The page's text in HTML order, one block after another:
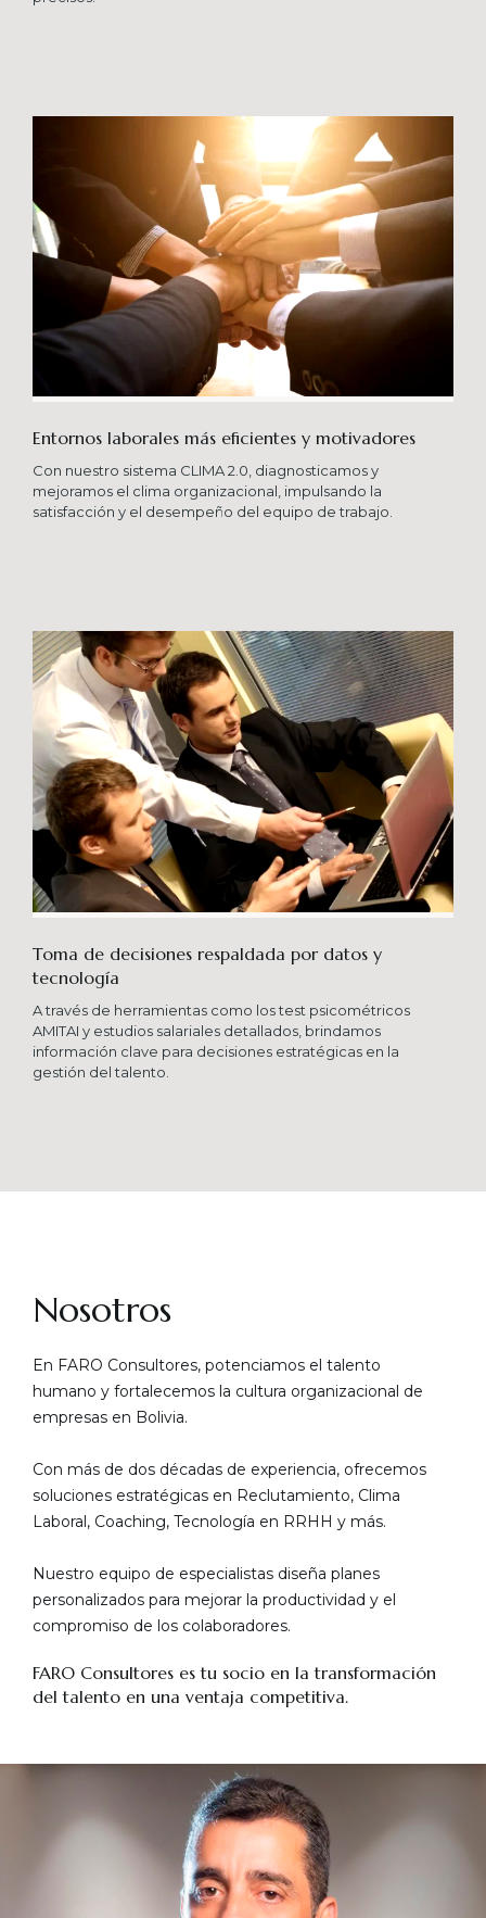
Entornos laborales más eficientes y motivadores
Con nuestro sistema CLIMA 2.0, diagnosticamos y
mejoramos el clima organizacional, impulsando la
satisfacción y el desempeño del equipo de trabajo.
Toma de decisiones respaldada por datos y
tecnología​
A través de herramientas como los test psicométricos
AMITAI y estudios salariales detallados, brindamos
información clave para decisiones estratégicas en la
gestión del talento.
Nosotros
En FARO Consultores, potenciamos el talento
humano y fortalecemos la cultura organizacional de
empresas en Bolivia.
Con más de dos décadas de experiencia, ofrecemos
soluciones estratégicas en Reclutamiento, Clima
Laboral, Coaching, Tecnología en RRHH y más.
Nuestro equipo de especialistas diseña planes
personalizados para mejorar la productividad y el
compromiso de los colaboradores.
FARO Consultores es tu socio en la transformación
del talento en una ventaja competitiva.